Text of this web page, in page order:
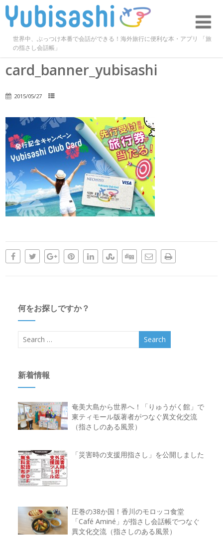
世界中、ぶっつけ本番で会話ができる！海外旅行に便利な本・アプリ 「旅
の指さし会話帳」
card_banner_yubisashi
2015/05/27
何をお探しですか？
新着情報
奄美大島から世界へ！「りゅうがく館」で
東ティモール版著者がつなぐ異文化交流
（指さしのある風景）
「災害時の支援用指さし」を公開しました
圧巻の38か国！香川のモロッコ食堂
「Café Aminé」が指さし会話帳でつなぐ
異文化交流（指さしのある風景）